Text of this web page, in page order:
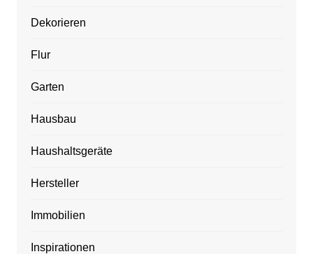
Dekorieren
Flur
Garten
Hausbau
Haushaltsgeräte
Hersteller
Immobilien
Inspirationen